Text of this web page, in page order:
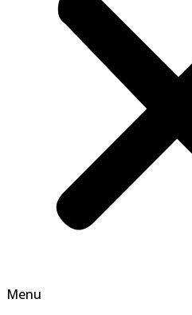
Menu